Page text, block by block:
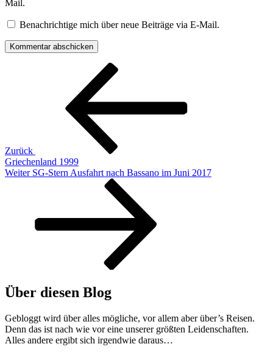
Mail.
Benachrichtige mich über neue Beiträge via E-Mail.
Beitragsnavigation
Zurück
Griechenland 1999
Nächster
Weiter SG-Stern Ausfahrt nach Bassano im Juni 2017
Über diesen Blog
Gebloggt wird über alles mögliche, vor allem aber über’s Reisen.
Denn das ist nach wie vor eine unserer größten Leidenschaften.
Alles andere ergibt sich irgendwie daraus…